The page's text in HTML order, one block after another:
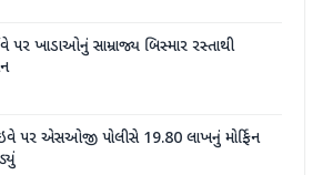
પર ખાડાઓનું સામ્રાજ્ય બિસ્માર રસ્તાથી
પર એસઓજી પોલીસે 19.80 લાખનું મોર્ફિન